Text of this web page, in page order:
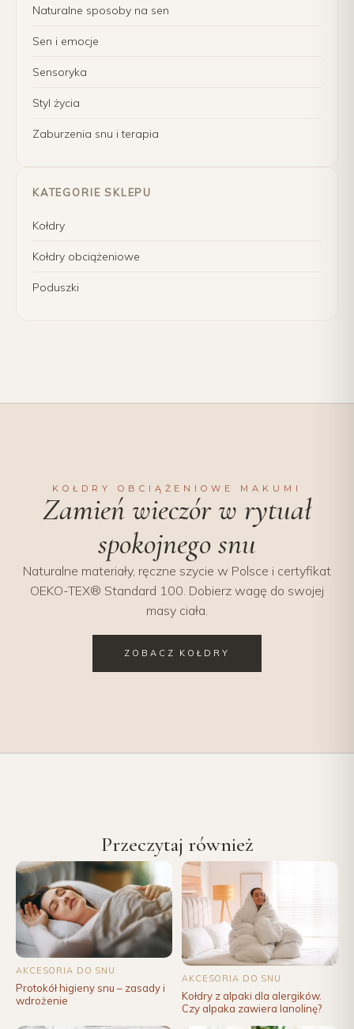
Naturalne sposoby na sen
Sen i emocje
Sensoryka
Styl życia
Zaburzenia snu i terapia
KATEGORIE SKLEPU
Kołdry
Kołdry obciążeniowe
Poduszki
KOŁDRY OBCIĄŻENIOWE MAKUMI
Zamień wieczór w rytuał
spokojnego snu
Naturalne materiały, ręczne szycie w Polsce i certyfikat
OEKO-TEX® Standard 100. Dobierz wagę do swojej
masy ciała.
ZOBACZ KOŁDRY
Przeczytaj również
AKCESORIA DO SNU
Protokół higieny snu – zasady i
wdrożenie
AKCESORIA DO SNU
Kołdry z alpaki dla alergików.
Czy alpaka zawiera lanolinę?